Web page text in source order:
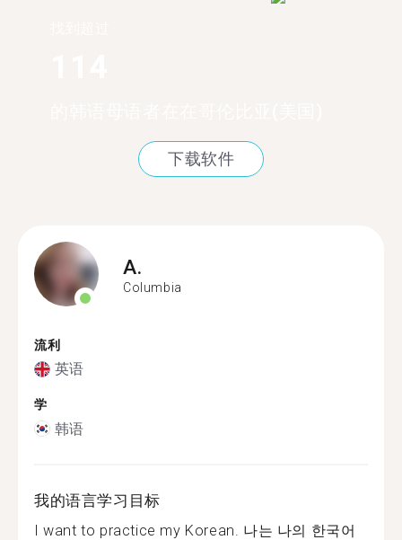
下载软件
A.
Columbia
流利
英语
学
韩语
我的语言学习目标
I want to practice my Korean. 나는 나의 한국어